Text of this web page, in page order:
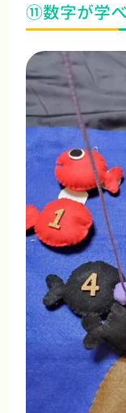
⑪数字が学べ